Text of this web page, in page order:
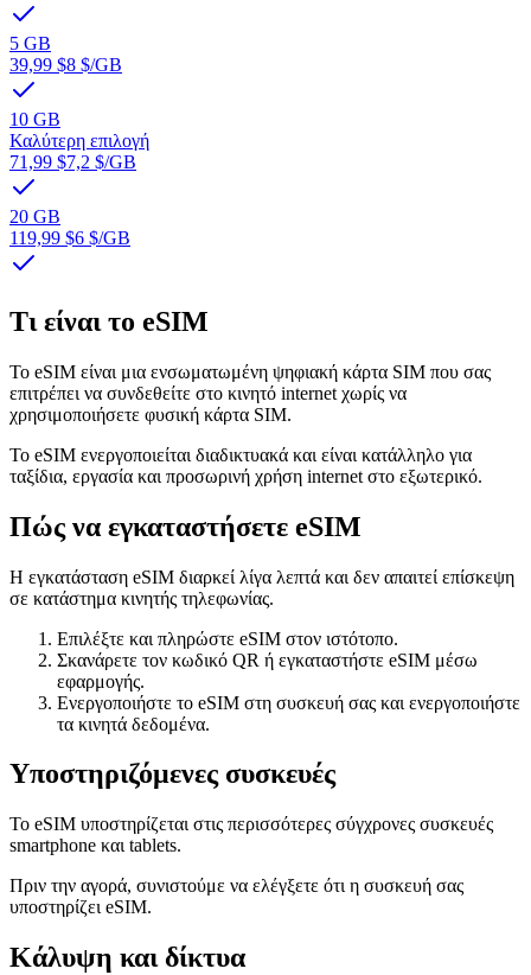
5 GB
39,99 $8 $/GB
10 GB
Καλύτερη επιλογή
71,99 $7,2 $/GB
20 GB
119,99 $6 $/GB
Τι είναι το eSIM
Το eSIM είναι μια ενσωματωμένη ψηφιακή κάρτα SIM που σας
επιτρέπει να συνδεθείτε στο κινητό internet χωρίς να
χρησιμοποιήσετε φυσική κάρτα SIM.
Το eSIM ενεργοποιείται διαδικτυακά και είναι κατάλληλο για
ταξίδια, εργασία και προσωρινή χρήση internet στο εξωτερικό.
Πώς να εγκαταστήσετε eSIM
Η εγκατάσταση eSIM διαρκεί λίγα λεπτά και δεν απαιτεί επίσκεψη
σε κατάστημα κινητής τηλεφωνίας.
Επιλέξτε και πληρώστε eSIM στον ιστότοπο.
Σκανάρετε τον κωδικό QR ή εγκαταστήστε eSIM μέσω
εφαρμογής.
Ενεργοποιήστε το eSIM στη συσκευή σας και ενεργοποιήστε
τα κινητά δεδομένα.
Υποστηριζόμενες συσκευές
Το eSIM υποστηρίζεται στις περισσότερες σύγχρονες συσκευές
smartphone και tablets.
Πριν την αγορά, συνιστούμε να ελέγξετε ότι η συσκευή σας
υποστηρίζει eSIM.
Κάλυψη και δίκτυα